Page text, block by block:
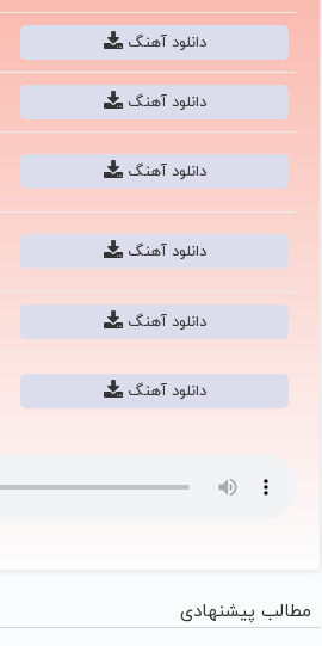
دانلود آهنگ
دانلود آهنگ
دانلود آهنگ
دانلود آهنگ
دانلود آهنگ
دانلود آهنگ
مطالب پیشنهادی